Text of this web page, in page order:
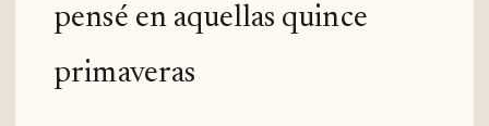
pensé en aquellas quince
primaveras